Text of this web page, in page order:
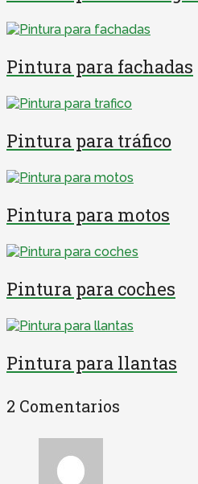
Pintura para fachadas
Pintura para tráfico
Pintura para motos
Pintura para coches
Pintura para llantas
2 Comentarios